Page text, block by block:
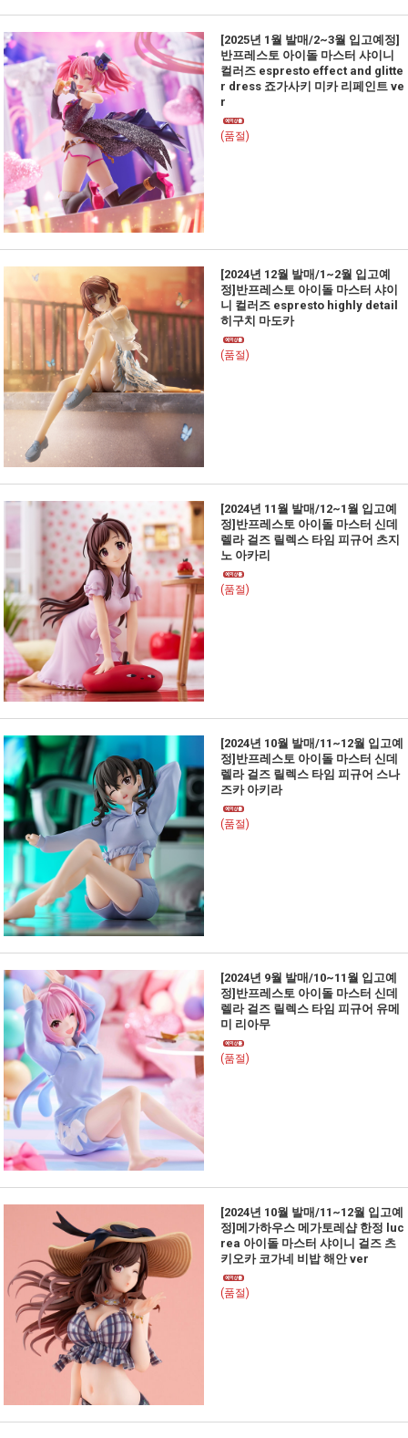
[2025년 1월 발매/2~3월 입고예정]
반프레스토 아이돌 마스터 샤이니
컬러즈 espresto effect and glitte
r dress 죠가사키 미카 리페인트 ve
r
(품절)
[2024년 12월 발매/1~2월 입고예
정]반프레스토 아이돌 마스터 샤이
니 컬러즈 espresto highly detail
히구치 마도카
(품절)
[2024년 11월 발매/12~1월 입고예
정]반프레스토 아이돌 마스터 신데
렐라 걸즈 릴렉스 타임 피규어 츠지
노 아카리
(품절)
[2024년 10월 발매/11~12월 입고예
정]반프레스토 아이돌 마스터 신데
렐라 걸즈 릴렉스 타임 피규어 스나
즈카 아키라
(품절)
[2024년 9월 발매/10~11월 입고예
정]반프레스토 아이돌 마스터 신데
렐라 걸즈 릴렉스 타임 피규어 유메
미 리아무
(품절)
[2024년 10월 발매/11~12월 입고예
정]메가하우스 메가토레샵 한정 luc
rea 아이돌 마스터 샤이니 걸즈 츠
키오카 코가네 비밥 해안 ver
(품절)